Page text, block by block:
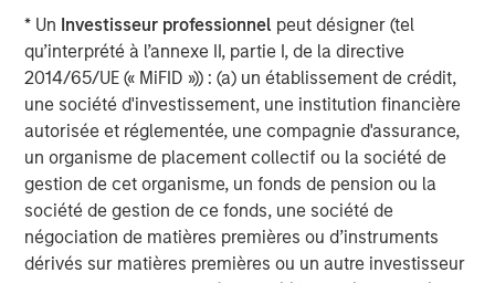
* Un Investisseur professionnel peut désigner (tel
qu’interprété à l’annexe II, partie I, de la directive
2014/65/UE (« MiFID »)) : (a) un établissement de crédit,
une société d'investissement, une institution financière
autorisée et réglementée, une compagnie d'assurance,
un organisme de placement collectif ou la société de
gestion de cet organisme, un fonds de pension ou la
société de gestion de ce fonds, une société de
négociation de matières premières ou d’instruments
dérivés sur matières premières ou un autre investisseur
operating momentum, sets the business up for continued
long-term success.”
Jefferies served as Exclusive Financial Advisor to
SelectQuote in the transaction. Wachtell, Lipton, Rosen &
Katz served as legal advisor to SelectQuote.
Forward Looking Statements
This release contains forward-looking statements. These
forward-looking statements reflect our current views with
respect to, among other things, future events and our